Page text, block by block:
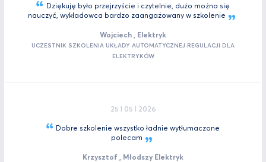
Dziękuję było przejrzyście i czytelnie, dużo można się
nauczyć, wykładowca bardzo zaangażowany w szkolenie
Wojciech , Elektryk
UCZESTNIK SZKOLENIA UKŁADY AUTOMATYCZNEJ REGULACJI DLA
ELEKTRYKÓW
25 I 05 I 2026
Dobre szkolenie wszystko ładnie wytłumaczone
polecam
Krzysztof , Młodszy Elektryk